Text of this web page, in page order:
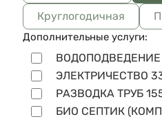
Круглогодичная
Дополнительные услуги:
ВОДОПОДВЕДЕНИЕ
ЭЛЕКТРИЧЕСТВО
РАЗВОДКА ТРУБ
БИО СЕПТИК